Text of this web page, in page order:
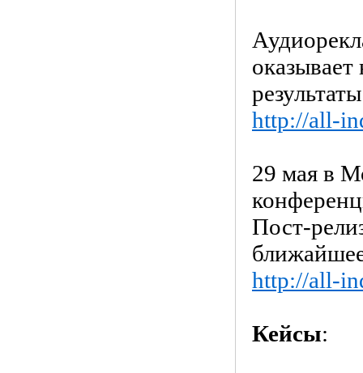
http://all-
29 мая в
Пост-
http://all-
Кейсы: